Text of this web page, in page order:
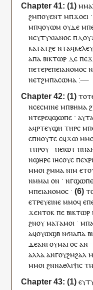
ⲙ
ϩⲙⲡⲟⲩⲉⲛⲧ ⲙⲡϫⲟⲉⲓ ·
ⲙⲡϥⲟⲩⲱⲙ ⲟⲩⲇⲉ
ⲛⲉⲩⲧⲩⲭⲓⲁⲛⲟⲥ ⲡ
ⲕⲁⲧⲁⲧϩⲉ ⲛⲧⲁϥ
ⲁⲡⲁⲃⲓⲕⲧⲱⲣ ⲇⲉ
ⲡⲉⲧⲉⲣⲉⲡⲉⲓⲁⲛⲟⲙⲟⲥ
ⲛⲉⲧϩⲙⲡⲁⲥⲱⲙⲁ :—
ⲛⲥⲉⲥⲙⲓⲛⲉ ⲙⲡⲃⲏⲙⲁ
ⲛⲧⲉⲣⲉϥϣⲱⲡⲉ · ⲁⲩ
ⲁϥⲣⲧⲉⲩϣⲏ ⲧⲏⲣⲥ ⲙⲡ
ⲉⲡⲛⲟⲩⲧⲉ ⲉϥϫⲱ
ⲧⲏⲣⲟⲩ · ⲡⲉⲓⲱⲧ ⲡ
ⲛϣⲏⲣⲉ ⲓⲏⲥⲟⲩⲥ ⲡⲉ
ⲙⲙⲟⲓ ϩⲙⲙⲁⲛⲓⲙ ⲉⲧ
ⲛⲙⲙⲁⲓ ⲟⲛ · ⲛⲅϣⲱⲡⲉ
ⲙⲡⲉⲓⲁⲛⲟⲙⲟⲥ ·
ⲉⲧⲣⲉⲩⲉⲓⲛⲉ ⲙⲙⲟϥ ⲉ
ϫⲉⲛⲧⲟⲕ ⲡⲉ ⲃⲓⲕⲧⲱⲣ
ϩⲛⲟⲩ ⲙⲁⲧⲁⲙⲟⲓ ·
ⲁϥⲟⲩⲱϣⲃ ⲛϭⲓⲁⲡⲁ
ϫⲉⲁⲛⲅⲟⲩⲙⲁⲅⲟⲥ ⲁⲛ ·
ⲁⲗⲗⲁⲁⲛⲅⲟⲩϩⲙϩⲁⲗ
ⲙⲙⲟⲓ ϩⲛⲛⲁⲑⲗⲓⲯⲓⲥ